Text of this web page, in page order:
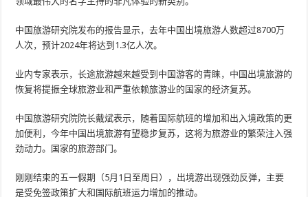
中国旅游研究院发布的报告显示，去年中国出境旅游人数超过8700万
人次，预计2024年将达到1.3亿人次。
业内专家表示，长途旅游越来越受到中国游客的青睐，中国出境旅游的
恢复将提振全球旅游业和严重依赖旅游业的国家的经济复苏。
中国旅游研究院院长戴斌表示，随着国际航班的增加和出入境政策的更
加便利，今年中国出境旅游有望稳步复苏，这将为旅游业的繁荣注入强
劲动力。国家的旅游部门。
刚刚结束的五一假期（5月1日至周日），出境游出现强劲反弹，主要
是受免签政策扩大和国际航班运力增加的推动。